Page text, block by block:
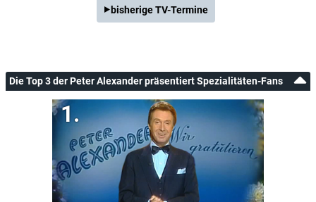
bisherige TV-Termine
Die Top 3 der Peter Alexander präsentiert Spezialitäten-Fans